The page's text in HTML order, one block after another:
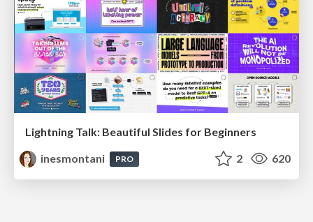
Lightning Talk: Beautiful Slides for Beginners
inesmontani
PRO 2 620